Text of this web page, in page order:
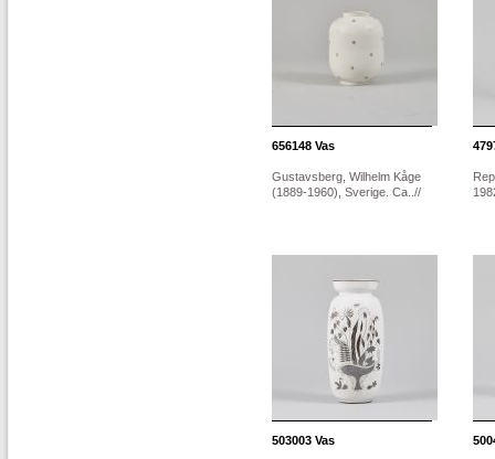
656148 Vas
Gustavsberg, Wilhelm Kåge
(1889-1960), Sverige. Ca..//
503003 Vas